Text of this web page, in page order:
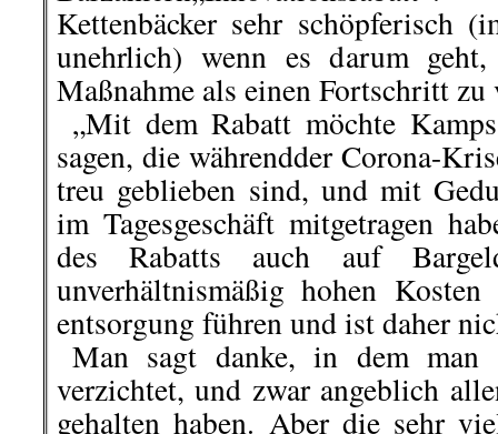
Kettenbäcker sehr schöpferisch
unehrlich) wenn es darum
Maßnahme als einen Fortschritt
„Mit dem Rabatt möchte
sagen, die währendder Corona-
treu geblieben sind, und mit
im Tagesgeschäft mitgetragen
des Rabatts auch auf
unverhältnismäßig hohen
entsorgung führen und ist daher
Man sagt danke, in dem man
verzichtet, und zwar angeblich
gehalten haben. Aber die sehr